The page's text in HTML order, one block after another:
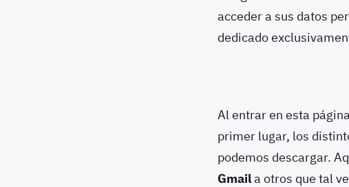
acceder a sus datos
dedicado
Al entrar en esta
primer lugar, los
podemos descargar.
Gmaila otros que tal